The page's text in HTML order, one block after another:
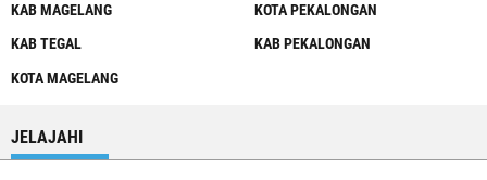
KAB MAGELANG
KAB TEGAL
KOTA MAGELANG
KOTA PEKALONGAN
KAB PEKALONGAN
JELAJAHI